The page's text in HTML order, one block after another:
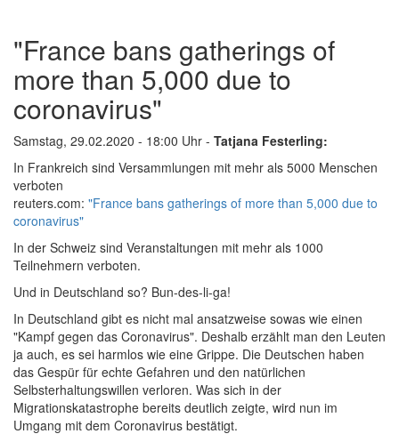
"France bans gatherings of
more than 5,000 due to
coronavirus"
Samstag, 29.02.2020 - 18:00 Uhr - Tatjana Festerling:
In Frankreich sind Versammlungen mit mehr als 5000 Menschen
verboten
reuters.com: "France bans gatherings of more than 5,000 due to
coronavirus"
In der Schweiz sind Veranstaltungen mit mehr als 1000
Teilnehmern verboten.
Und in Deutschland so? Bun-des-li-ga!
In Deutschland gibt es nicht mal ansatzweise sowas wie einen
"Kampf gegen das Coronavirus". Deshalb erzählt man den Leuten
ja auch, es sei harmlos wie eine Grippe. Die Deutschen haben
das Gespür für echte Gefahren und den natürlichen
Selbsterhaltungswillen verloren. Was sich in der
Migrationskatastrophe bereits deutlich zeigte, wird nun im
Umgang mit dem Coronavirus bestätigt.